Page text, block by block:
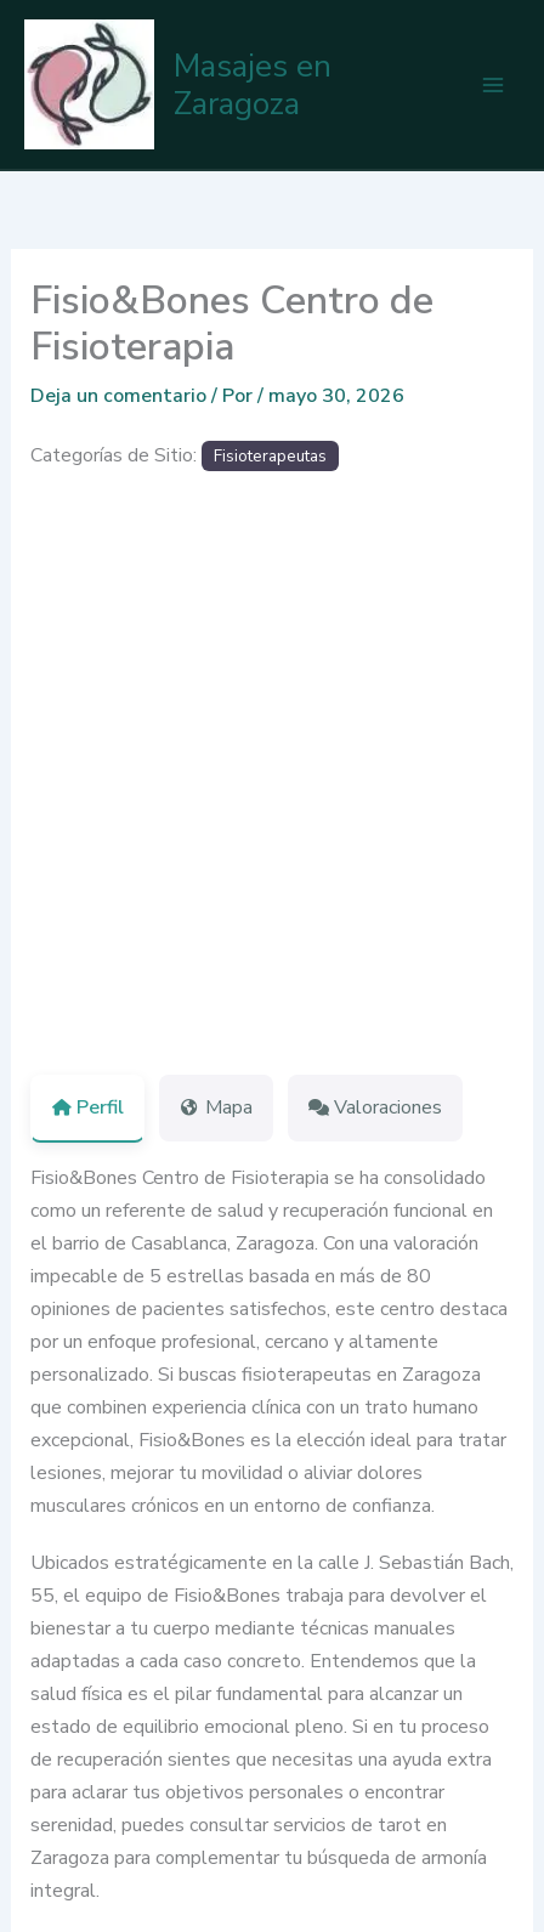
contenido
Masajes en
Zaragoza
Fisio&Bones Centro de
Fisioterapia
Deja un comentario/ Por/ mayo 30, 2026
Categorías de Sitio: Fisioterapeutas
Perfil Mapa Valoraciones
Fisio&Bones Centro de Fisioterapia se ha consolidado
como un referente de salud y recuperación funcional en
el barrio de Casablanca, Zaragoza. Con una valoración
impecable de 5 estrellas basada en más de 80
opiniones de pacientes satisfechos, este centro destaca
por un enfoque profesional, cercano y altamente
personalizado. Si buscas fisioterapeutas en Zaragoza
que combinen experiencia clínica con un trato humano
excepcional, Fisio&Bones es la elección ideal para tratar
lesiones, mejorar tu movilidad o aliviar dolores
musculares crónicos en un entorno de confianza.
Ubicados estratégicamente en la calle J. Sebastián Bach,
55, el equipo de Fisio&Bones trabaja para devolver el
bienestar a tu cuerpo mediante técnicas manuales
adaptadas a cada caso concreto. Entendemos que la
salud física es el pilar fundamental para alcanzar un
estado de equilibrio emocional pleno. Si en tu proceso
de recuperación sientes que necesitas una ayuda extra
para aclarar tus objetivos personales o encontrar
serenidad, puedes consultar servicios de tarot en
Zaragoza para complementar tu búsqueda de armonía
integral.